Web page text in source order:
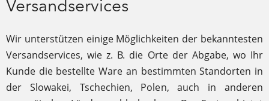
Versandservices
Wir unterstützen einige Möglichkeiten der bekanntesten
Versandservices, wie z. B. die Orte der Abgabe, wo Ihr
Kunde die bestellte Ware an bestimmten Standorten in
der Slowakei, Tschechien, Polen, auch in anderen